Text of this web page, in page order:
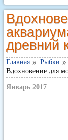
древний
Главная Рыбки
Вдохновение для
Январь 2017